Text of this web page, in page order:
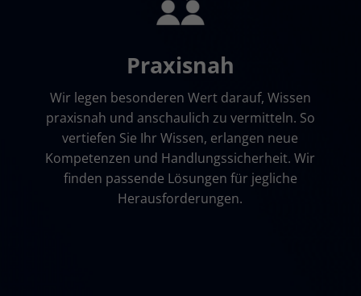
Praxisnah
Wir legen besonderen Wert darauf, Wissen
praxisnah und anschaulich zu vermitteln. So
vertiefen Sie Ihr Wissen, erlangen neue
Kompetenzen und Handlungssicherheit. Wir
finden passende Lösungen für jegliche
Herausforderungen.